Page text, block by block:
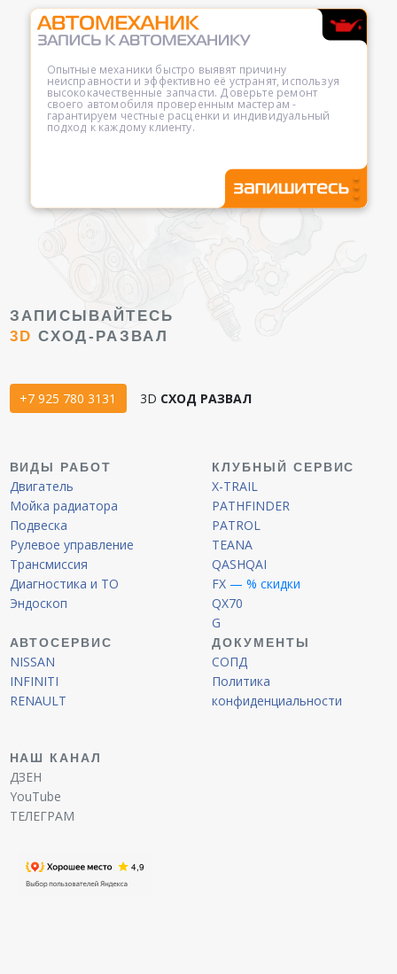
Опытные механики быстро выявят причину
неисправности и эффективно её устранят, используя
высококачественные запчасти. Доверьте ремонт
своего автомобиля проверенным мастерам -
гарантируем честные расценки и индивидуальный
подход к каждому клиенту.
ЗАПИСЫВАЙТЕСЬ
3D СХОД-РАЗВАЛ
+7 925 780 3131 3D СХОД РАЗВАЛ
ВИДЫ РАБОТ
Двигатель
Мойка радиатора
Подвеска
Рулевое управление
Трансмиссия
Диагностика и ТО
Эндоскоп
КЛУБНЫЙ СЕРВИС
X-TRAIL
PATHFINDER
PATROL
TEANA
QASHQAI
FX — % скидки
QX70
G
АВТОСЕРВИС
NISSAN
INFINITI
RENAULT
ДОКУМЕНТЫ
СОПД
Политика
конфиденциальности
НАШ КАНАЛ
ДЗЕН
YouTube
ТЕЛЕГРАМ